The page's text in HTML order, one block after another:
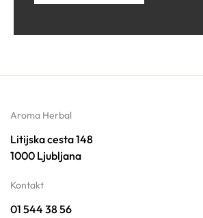
Aroma Herbal
Litijska cesta 148
1000 Ljubljana
Kontakt
01 544 38 56